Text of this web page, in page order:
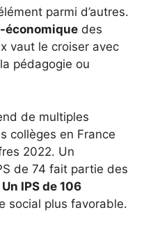
parmi d’autres.
économique des
vaut le croiser avec
pédagogie ou
de multiples
collèges en France
2022. Un
de 74 fait partie des
Un IPS de 106
social plus favorable.